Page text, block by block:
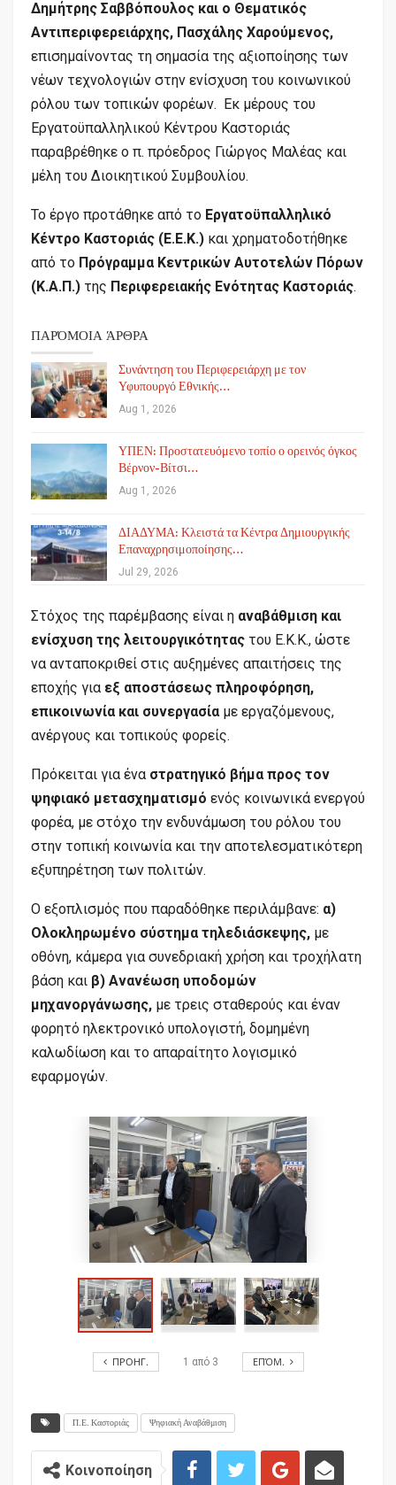
Δημήτρης Σαββόπουλος και ο Θεματικός
Αντιπεριφερειάρχης, Πασχάλης Χαρούμενος,
επισημαίνοντας τη σημασία της αξιοποίησης των
νέων τεχνολογιών στην ενίσχυση του κοινωνικού
ρόλου των τοπικών φορέων. Εκ μέρους του
Εργατοϋπαλληλικού Κέντρου Καστοριάς
παραβρέθηκε ο π. πρόεδρος Γιώργος Μαλέας και
μέλη του Διοικητικού Συμβουλίου.
Το έργο προτάθηκε από το Εργατοϋπαλληλικό
Κέντρο Καστοριάς (Ε.Ε.Κ.) και χρηματοδοτήθηκε
από το Πρόγραμμα Κεντρικών Αυτοτελών Πόρων
(Κ.Α.Π.) της Περιφερειακής Ενότητας Καστοριάς.
ΠΑΡΌΜΟΙΑ ΆΡΘΡΑ
Συνάντηση του Περιφερειάρχη με τον
Υφυπουργό Εθνικής…
Aug 1, 2026
ΥΠΕΝ: Προστατευόμενο τοπίο ο ορεινός όγκος
Βέρνον-Βίτσι…
Aug 1, 2026
ΔΙΑΔΥΜΑ: Κλειστά τα Κέντρα Δημιουργικής
Επαναχρησιμοποίησης…
Jul 29, 2026
Στόχος της παρέμβασης είναι η αναβάθμιση και
ενίσχυση της λειτουργικότητας του Ε.Κ.Κ., ώστε
να ανταποκριθεί στις αυξημένες απαιτήσεις της
εποχής για εξ αποστάσεως πληροφόρηση,
επικοινωνία και συνεργασία με εργαζόμενους,
ανέργους και τοπικούς φορείς.
Πρόκειται για ένα στρατηγικό βήμα προς τον
ψηφιακό μετασχηματισμό ενός κοινωνικά ενεργού
φορέα, με στόχο την ενδυνάμωση του ρόλου του
στην τοπική κοινωνία και την αποτελεσματικότερη
εξυπηρέτηση των πολιτών.
Ο εξοπλισμός που παραδόθηκε περιλάμβανε: α)
Ολοκληρωμένο σύστημα τηλεδιάσκεψης, με
οθόνη, κάμερα για συνεδριακή χρήση και τροχήλατη
βάση και β) Ανανέωση υποδομών
μηχανοργάνωσης, με τρεις σταθερούς και έναν
φορητό ηλεκτρονικό υπολογιστή, δομημένη
καλωδίωση και το απαραίτητο λογισμικό
εφαρμογών.
ΠΡΟΗΓ. 1 από 3 ΕΠΌΜ.
Π.Ε. Καστοριάς Ψηφιακή Αναβάθμιση
Κοινοποίηση